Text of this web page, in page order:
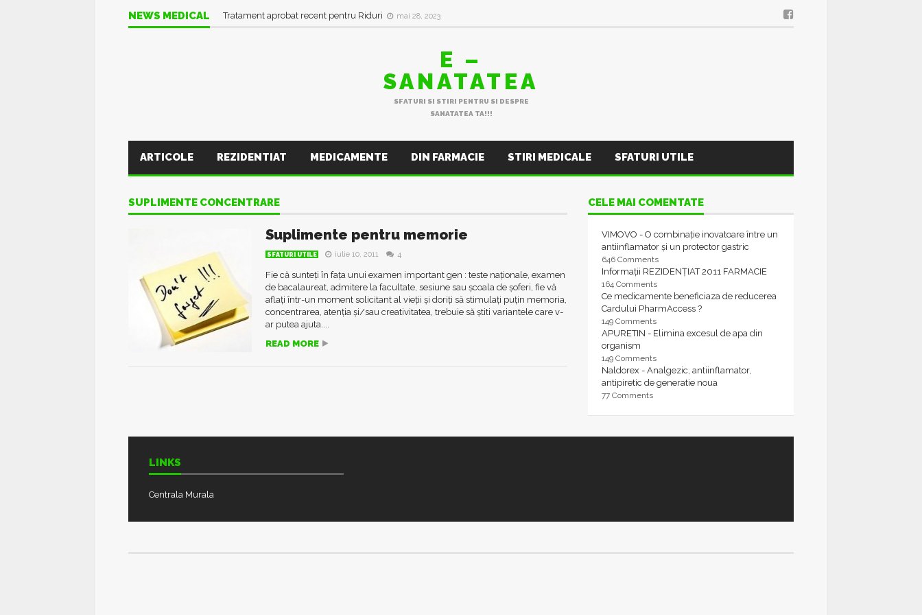
NEWS MEDICAL Tratament aprobat recent pentru Riduri mai 28, 2023
E –
SANATATEA
SFATURI SI STIRI PENTRU SI DESPRE
SANATATEA TA!!!
ARTICOLE REZIDENTIAT MEDICAMENTE DIN FARMACIE STIRI MEDICALE SFATURI UTILE
SUPLIMENTE CONCENTRARE
Suplimente pentru memorie
SFATURI UTILE iulie 10, 2011 4
Fie că sunteți în fața unui examen important gen : teste naționale, examen
de bacalaureat, admitere la facultate, sesiune sau școala de șoferi, fie vă
aflați într-un moment solicitant al vieții și doriți să stimulați puțin memoria,
concentrarea, atenția și/sau creativitatea, trebuie să știti variantele care v-
ar putea ajuta....
READ MORE
CELE MAI COMENTATE
VIMOVO - O combinație inovatoare între un
antiinflamator și un protector gastric
646 Comments
Informații REZIDENȚIAT 2011 FARMACIE
164 Comments
Ce medicamente beneficiaza de reducerea
Cardului PharmAccess ?
149 Comments
APURETIN - Elimina excesul de apa din
organism
149 Comments
Naldorex - Analgezic, antiinflamator,
antipiretic de generatie noua
77 Comments
LINKS
Centrala Murala